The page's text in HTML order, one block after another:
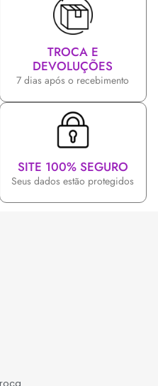
TROCA E
DEVOLUÇÕES
7 dias após o recebimento
SITE 100% SEGURO
Seus dados estão protegidos